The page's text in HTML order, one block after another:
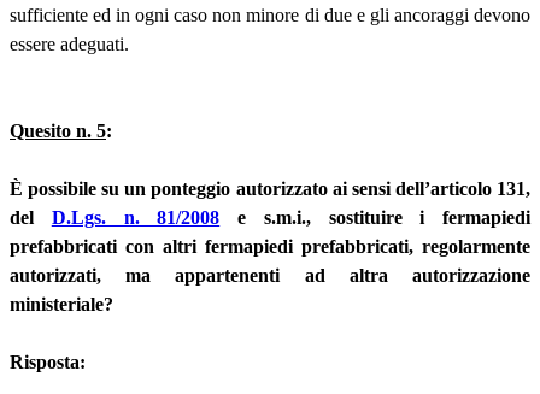
sufficiente ed in ogni caso non minore di due e gli ancoraggi devono
essere adeguati.
Quesito n. 5:
È possibile su un ponteggio autorizzato ai sensi dell’articolo 131,
del D.Lgs. n. 81/2008 e s.m.i., sostituire i fermapiedi
prefabbricati con altri fermapiedi prefabbricati, regolarmente
autorizzati, ma appartenenti ad altra autorizzazione
ministeriale?
Risposta: